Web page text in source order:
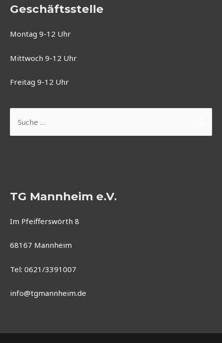
Geschäftsstelle
Montag 9-12 Uhr
Mittwoch 9-12 Uhr
Freitag 9-12 Uhr
nach:
TG Mannheim e.V.
Im Pfeifferswörth 8
68167 Mannheim
Tel: 0621/3391007
info@tgmannheim.de